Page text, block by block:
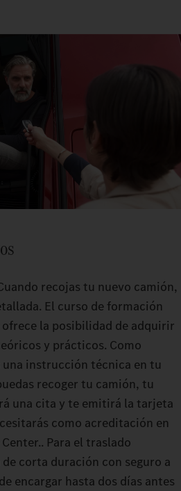
recojas tu nuevo camión,
El curso de formación
la posibilidad de adquirir
y prácticos. Como
instrucción técnica en tu
recoger tu camión, tu
una cita y te emitirá la tarjeta
como acreditación en
Para el traslado
corta duración con seguro a
encargar hasta dos días antes